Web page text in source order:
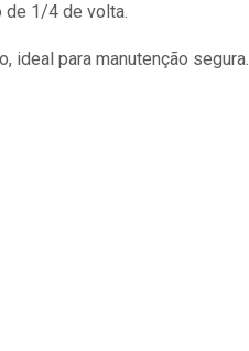
de 1/4 de volta.
ideal para manutenção segura.